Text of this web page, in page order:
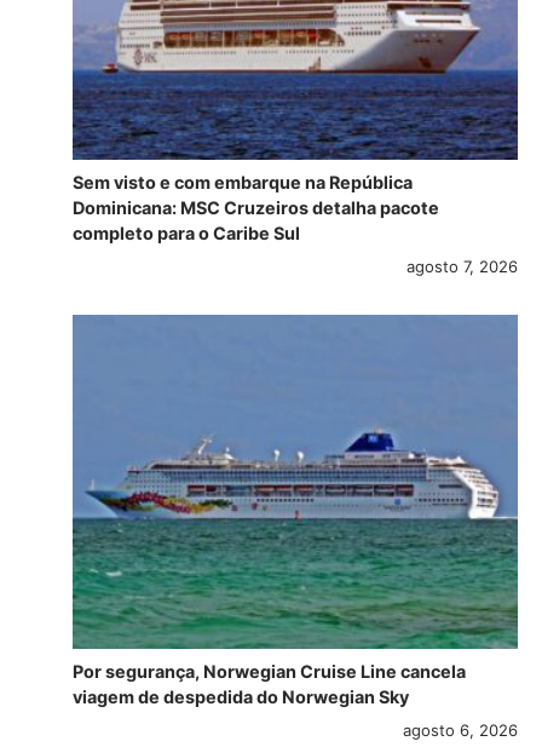
Sem visto e com embarque na República
Dominicana: MSC Cruzeiros detalha pacote
completo para o Caribe Sul
agosto 7, 2026
Por segurança, Norwegian Cruise Line cancela
viagem de despedida do Norwegian Sky
agosto 6, 2026